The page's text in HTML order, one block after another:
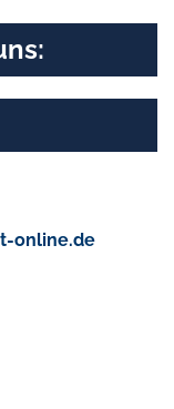
online.de